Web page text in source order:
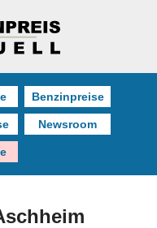
Benzinpreise
Newsroom